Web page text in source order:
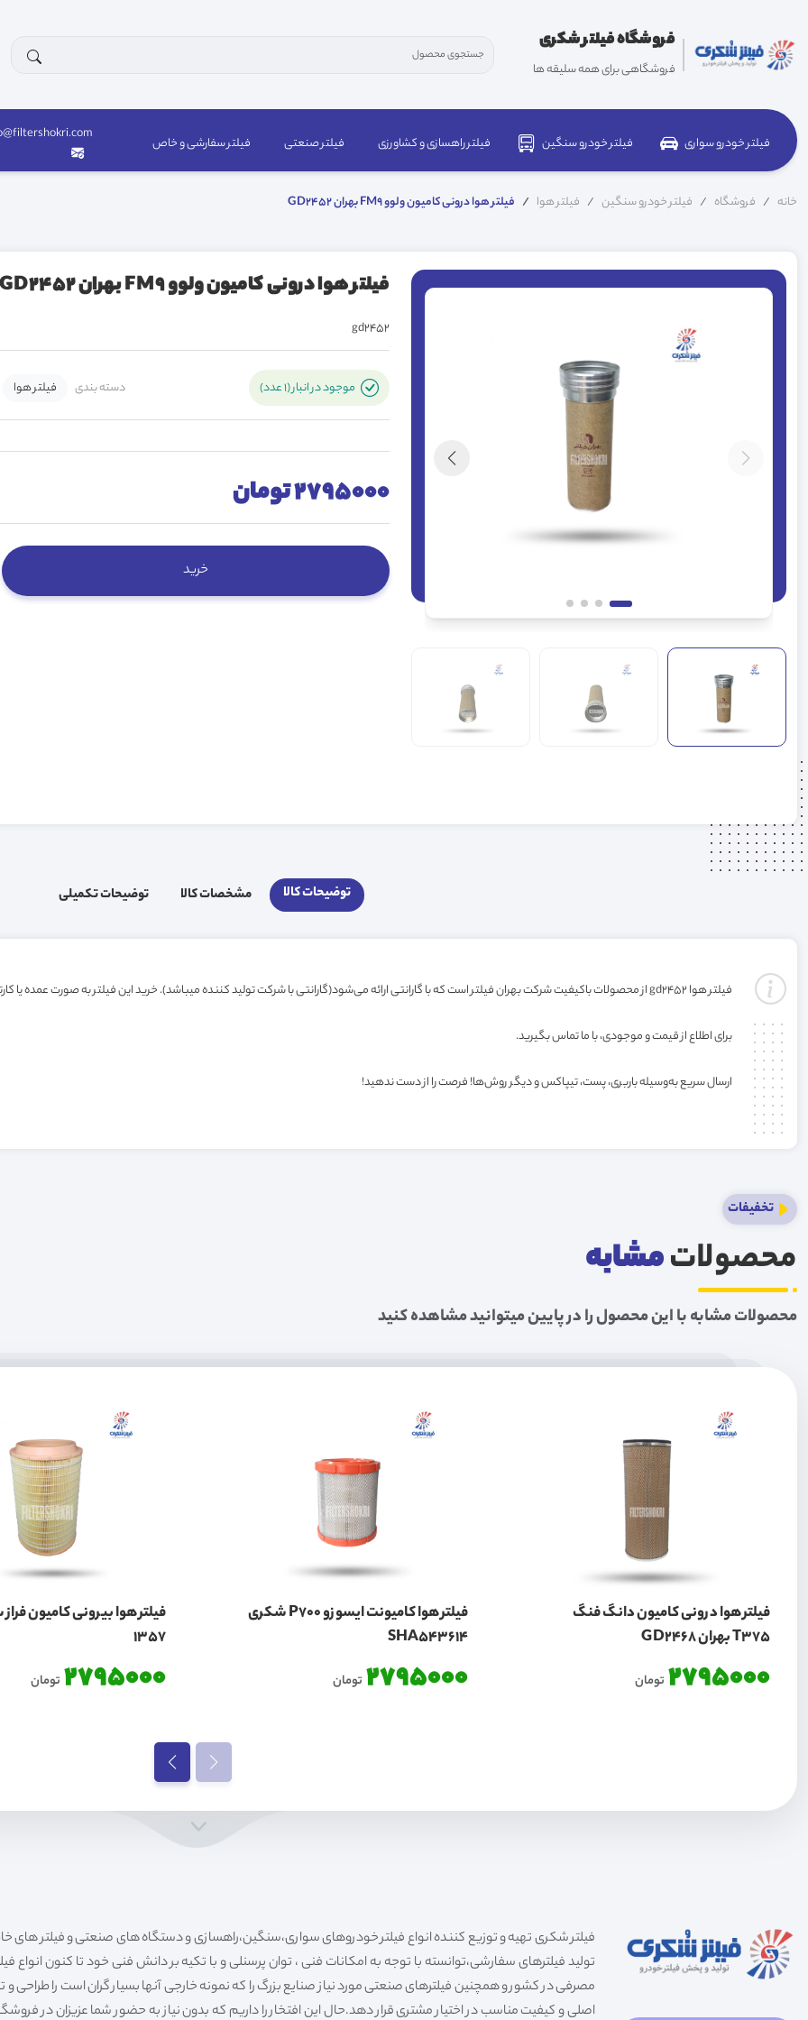
فروشگاه فیلتر شکری
فروشگاهی برای همه سلیقه ها
فیلتر خودرو سواری فیلتر خودرو سنگین فیلتر راهسازی و کشاورزی فیلتر صنعتی فیلتر سفارشی و خاص
خانه فروشگاه فیلتر خودرو سنگین فیلتر هوا فیلتر هوا درونی کامیون ولوو FM9 بهران GD2452
فیلتر هوا درونی کامیون ولوو FM9 بهران GD2452
gd2452
موجود در انبار (1 عدد) دسته بندی فیلتر هوا
2795000 تومان
توضیحات کالا مشخصات کالا توضیحات تکمیلی
فیلتر هوا gd2452 از محصولات باکیفیت شرکت بهران فیلتر است که با گارانتی ارائه می‌شود(گارانتی با شرکت تولید کننده میباشد). خرید این فیلتر به صورت عمده یا کارتنی شامل تخفیف ویژه فروشگاه می‌باشد.
برای اطلاع از قیمت و موجودی، با ما تماس بگیرید.
ارسال سریع به‌وسیله باربری، پست، تیپاکس و دیگر روش‌ها! فرصت را از دست ندهید!
تخفیفات
محصولاتمشابه
محصولات مشابه با این محصول را در پایین میتوانید مشاهده کنید
فیلتر هوا درونی کامیون دانگ فنگ
T375 بهران GD2468
2795000 تومان
فیلتر هوا کامیونت ایسوزو P700 شکری
SHA543614
2795000 تومان
فیلتر هوا بیرونی کامیون
1357
2795000 تومان
تولید فیلترهای سفارشی،توانسته با توجه به امکانات فنی ، توان پرسنلی و با تکیه بر دانش فنی خود تا کنون انواع
مصرفی در کشور و همچنین فیلترهای صنعتی مورد نیاز صنایع بزرگ را که نمونه خارجی آنها بسیار گران است را طراحی و
اصلی و کیفیت مناسب در اختیار مشتری قرار دهد.حال این افتخار را داریم که بدون نیاز به حضور شما عزیزان در